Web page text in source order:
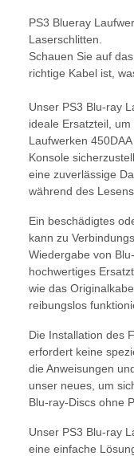
PS3 Blueray
Laserschlitten.
Schauen Sie auf
richtige Kabel ist,
Unser PS3 Blu-ray
ideale Ersatzteil,
Laufwerken
Konsole
eine zuverlässige
während des
Ein beschädigtes
kann zu
Wiedergabe von
hochwertiges
wie das
reibungslos
Die Installation des
erfordert keine
die Anweisungen
unser neues, um
Blu-ray-Discs ohne
Unser PS3 Blu-ray
eine einfache